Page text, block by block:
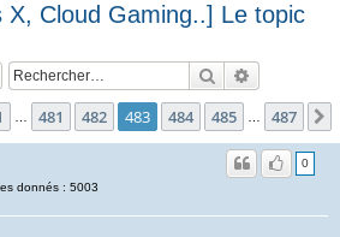
c
X, Cloud Gaming..] Le topic
Rechercher
sur487
481 482 483 484 485 487
donnés : 5003
0